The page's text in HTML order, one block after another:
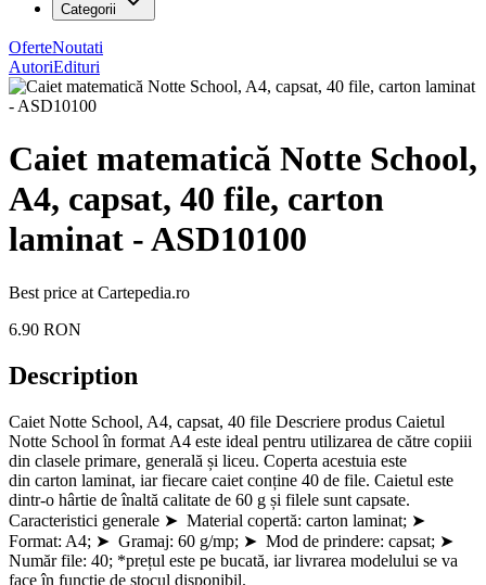
Categorii
OferteNoutati
AutoriEdituri
Caiet matematică Notte School,
A4, capsat, 40 file, carton
laminat - ASD10100
Best price at Cartepedia.ro
6.90 RON
Description
Caiet Notte School, A4, capsat, 40 file Descriere produs Caietul
Notte School în format A4 este ideal pentru utilizarea de către copiii
din clasele primare, generală și liceu. Coperta acestuia este
din carton laminat, iar fiecare caiet conține 40 de file. Caietul este
dintr-o hârtie de înaltă calitate de 60 g și filele sunt capsate.
Caracteristici generale ➤ Material copertă: carton laminat; ➤
Format: A4; ➤ Gramaj: 60 g/mp; ➤ Mod de prindere: capsat; ➤
Număr file: 40; *prețul este pe bucată, iar livrarea modelului se va
face în funcție de stocul disponibil.